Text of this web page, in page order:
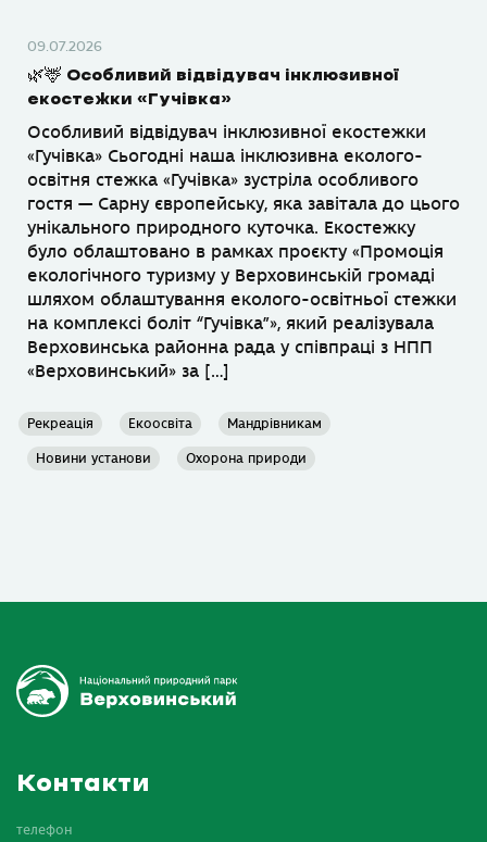
09.07.2026
🌿🦌 Особливий відвідувач інклюзивної
екостежки «Гучівка»
Особливий відвідувач інклюзивної екостежки
«Гучівка» Сьогодні наша інклюзивна еколого-
освітня стежка «Гучівка» зустріла особливого
гостя — Сарну європейську, яка завітала до цього
унікального природного куточка. Екостежку
було облаштовано в рамках проєкту «Промоція
екологічного туризму у Верховинській громаді
шляхом облаштування еколого-освітньої стежки
на комплексі боліт “Гучівка”», який реалізувала
Верховинська районна рада у співпраці з НПП
«Верховинський» за […]
Рекреація Екоосвіта Мандрівникам
Новини установи Охорона природи
Контакти
телефон